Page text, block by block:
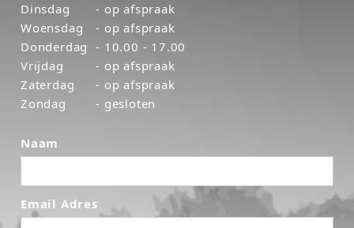
Dinsdag
Woensdag
Donderdag
Vrijdag
Zaterdag
Zondag
- op afspraak
- op afspraak
- 10.00 - 17.00
- op afspraak
- op afspraak
- gesloten
Naam
Email Adres